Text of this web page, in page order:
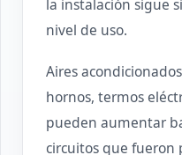
la instalación sigue
nivel de uso.
Aires
hornos, termos
pueden aumentar
circuitos que fueron